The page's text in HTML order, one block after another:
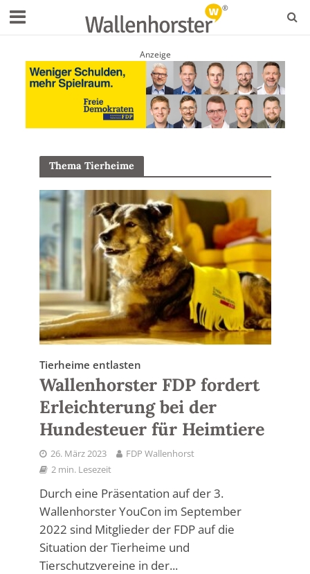
Anzeige
Thema Tierheime
Tierheime entlasten
Wallenhorster FDP fordert
Erleichterung bei der
Hundesteuer für Heimtiere
26. März 2023
FDP Wallenhorst
2 min. Lesezeit
Durch eine Präsentation auf der 3.
Wallenhorster YouCon im September
2022 sind Mitglieder der FDP auf die
Situation der Tierheime und
Tierschutzvereine in der...